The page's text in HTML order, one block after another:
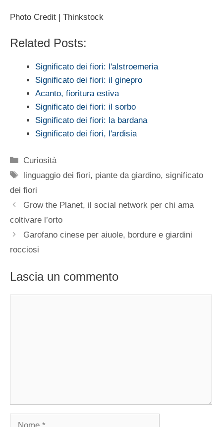
Photo Credit | Thinkstock
Related Posts:
Significato dei fiori: l'alstroemeria
Significato dei fiori: il ginepro
Acanto, fioritura estiva
Significato dei fiori: il sorbo
Significato dei fiori: la bardana
Significato dei fiori, l'ardisia
Categorie
Curiosità
Tag
linguaggio dei fiori, piante da giardino,significato
dei fiori
Grow the Planet, il social network per chi ama
coltivare l’orto
Garofano cinese per aiuole, bordure e giardini
rocciosi
Lascia un commento
Nome